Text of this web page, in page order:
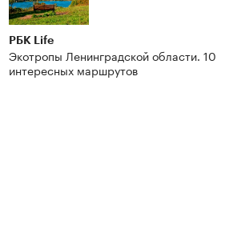
РБК Life
Экотропы Ленинградской области. 10
интересных маршрутов